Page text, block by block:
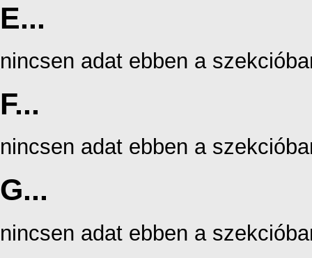
E...
nincsen adat ebben a
F...
nincsen adat ebben a
G...
nincsen adat ebben a